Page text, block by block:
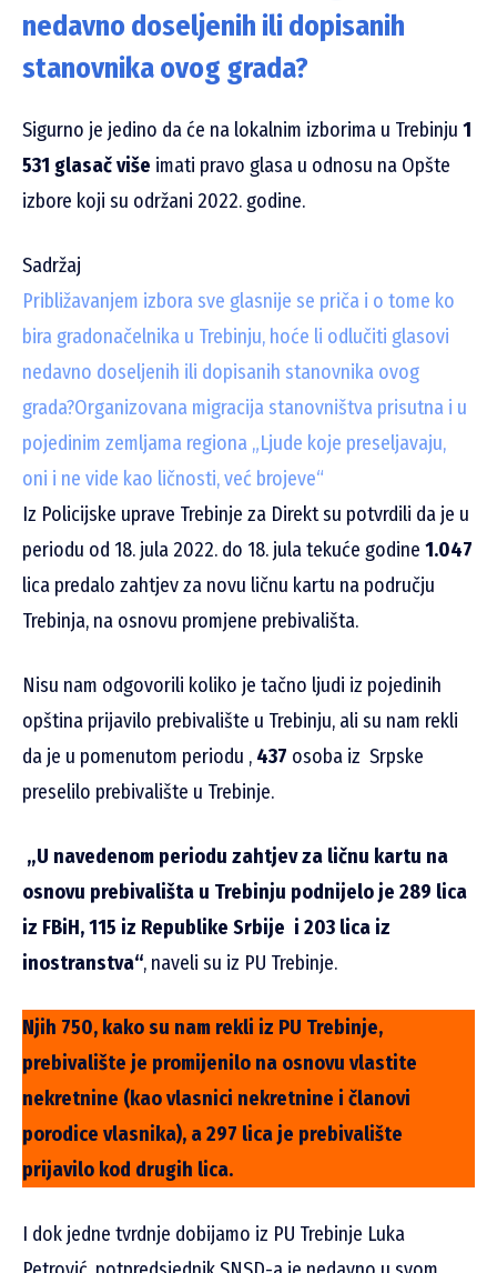
nedavno doseljenih ili dopisanih
stanovnika ovog grada?
Sigurno je jedino da će na lokalnim izborima u Trebinju 1
531 glasač više imati pravo glasa u odnosu na Opšte
izbore koji su održani 2022. godine.
Sadržaj
Približavanjem izbora sve glasnije se priča i o tome ko
bira gradonačelnika u Trebinju, hoće li odlučiti glasovi
nedavno doseljenih ili dopisanih stanovnika ovog
grada?Organizovana migracija stanovništva prisutna i u
pojedinim zemljama regiona „Ljude koje preseljavaju,
oni i ne vide kao ličnosti, već brojeve“
Iz Policijske uprave Trebinje za Direkt su potvrdili da je u
periodu od 18. jula 2022. do 18. jula tekuće godine 1.047
lica predalo zahtjev za novu ličnu kartu na području
Trebinja, na osnovu promjene prebivališta.
Nisu nam odgovorili koliko je tačno ljudi iz pojedinih
opština prijavilo prebivalište u Trebinju, ali su nam rekli
da je u pomenutom periodu , 437 osoba iz Srpske
preselilo prebivalište u Trebinje.
„U navedenom periodu zahtjev za ličnu kartu na
osnovu prebivališta u Trebinju podnijelo je 289 lica
iz FBiH, 115 iz Republike Srbije i 203 lica iz
inostranstva“, naveli su iz PU Trebinje.
Njih 750, kako su nam rekli iz PU Trebinje,
prebivalište je promijenilo na osnovu vlastite
nekretnine (kao vlasnici nekretnine i članovi
porodice vlasnika), a 297 lica je prebivalište
prijavilo kod drugih lica.
I dok jedne tvrdnje dobijamo iz PU Trebinje Luka